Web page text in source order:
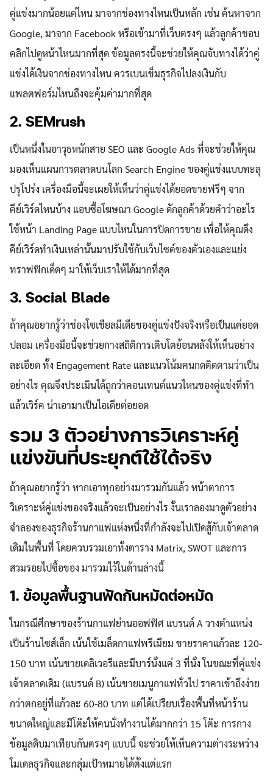
คู่แข่งมากน้อยแค่ไหน มาจากช่องทางไหนเป็นหลัก เช่น ค้นหาจาก
Google, มาจาก Facebook หรือเข้ามาที่เว็บตรงๆ แล้วลูกค้าชอบ
คลิกไปดูหน้าไหนมากที่สุด ข้อมูลตรงนี้จะช่วยให้คุณจับทางได้ว่าคู่
แข่งได้เงินจากช่องทางไหน ควรเบนเข็มธุรกิจไปลงเงินกับ
แพลตฟอร์มไหนถึงจะคุ้มค่ามากที่สุด
2. SEMrush
เป็นหนึ่งในอาวุธหนักสาย SEO และ Google Ads ที่จะช่วยให้คุณ
มองเห็นแผนการตลาดบนโลก Search Engine ของคู่แข่งแบบทะลุ
ปรุโปร่ง เครื่องมือนี้จะเผยให้เห็นว่าคู่แข่งได้ยอดขายฟรีๆ จาก
คีย์เวิร์ดไหนบ้าง แอบซื้อโฆษณา Google ดักลูกค้าด้วยคำว่าอะไร
ใช้หน้า Landing Page แบบไหนในการปิดการขาย เพื่อให้คุณดึง
คีย์เวิร์ดทำเงินเหล่านั้นมาปรับใช้กับเว็บไซต์ของตัวเองและแย่ง
ทราฟฟิกเด็ดๆ มาให้เว็บเราให้ได้มากที่สุด
3. Social Blade
ถ้าคุณอยากรู้ว่าช่องโซเชียลมีเดียของคู่แข่งปังจริงหรือเป็นแค่ยอด
ปลอม เครื่องมือนี้จะช่วยกางสถิติการเติบโตย้อนหลังให้เห็นอย่าง
ละเอียด ทั้ง Engagement Rate และแนวโน้มคนกดติดตามว่าเป็น
อย่างไร คุณจึงประเมินได้ถูกว่าคอนเทนต์แนวไหนของคู่แข่งที่ทำ
แล้วเวิร์ค น่าเอามาเป็นไอเดียต่อยอด
รวม 3 ตัวอย่างการวิเคราะห์คู่
แข่งขันที่ประยุกต์ใช้ได้จริง
ถ้าคุณอยากรู้ว่า หากเอาทุกอย่างมารวมกันแล้ว หน้าตาการ
วิเคราะห์คู่แข่งของจริงแล้วจะเป็นอย่างไร งั้นเราลองมาดูตัวอย่าง
จำลองของธุรกิจร้านกาแฟแห่งหนึ่งที่กำลังจะไปเปิดสู้กับเจ้าตลาด
เดิมในพื้นที่ โดยควบรวมเอาทั้งตาราง Matrix, SWOT และการ
สวมรอยไปซื้อของ มารวมไว้ในด้านล่างนี้
1. ข้อมูลพื้นฐานฟัดกันหมัดต่อหมัด
ในกรณีศึกษาของร้านกาแฟย่านออฟฟิศ แบรนด์ A วางตำแหน่ง
เป็นร้านไซส์เล็ก เน้นใช้เมล็ดกาแฟพรีเมียม ขายราคาแก้วละ 120-
150 บาท เน้นขายเดลิเวอรีและมีบาร์นั่งแค่ 3 ที่นั่ง ในขณะที่คู่แข่ง
เจ้าตลาดเดิม (แบรนด์ B) เน้นขายเมนูกาแฟทั่วไป ราคาเข้าถึงง่าย
กว่าตกอยู่ที่แก้วละ 60-80 บาท แต่ได้เปรียบเรื่องพื้นที่หน้าร้าน
ขนาดใหญ่และมีโต๊ะให้คนนั่งทำงานได้มากกว่า 15 โต๊ะ การกาง
ข้อมูลดิบมาเทียบกันตรงๆ แบบนี้ จะช่วยให้เห็นความต่างระหว่าง
โมเดลธุรกิจและกลุ่มเป้าหมายได้ตั้งแต่แรก